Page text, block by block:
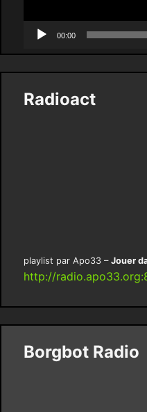
00:00
Radioact
playlist par Apo33 – Jouer
http://
Borgbot Radio